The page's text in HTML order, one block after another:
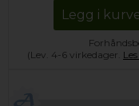
Legg i
(Lev. 4-6 virkedager.